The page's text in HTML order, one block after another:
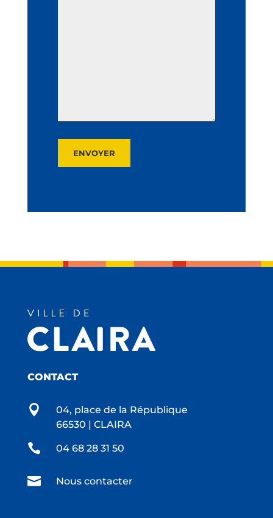
CONTACT

04, place de la République
66530 | CLAIRA
 04 68 28 31 50
 Nous contacter